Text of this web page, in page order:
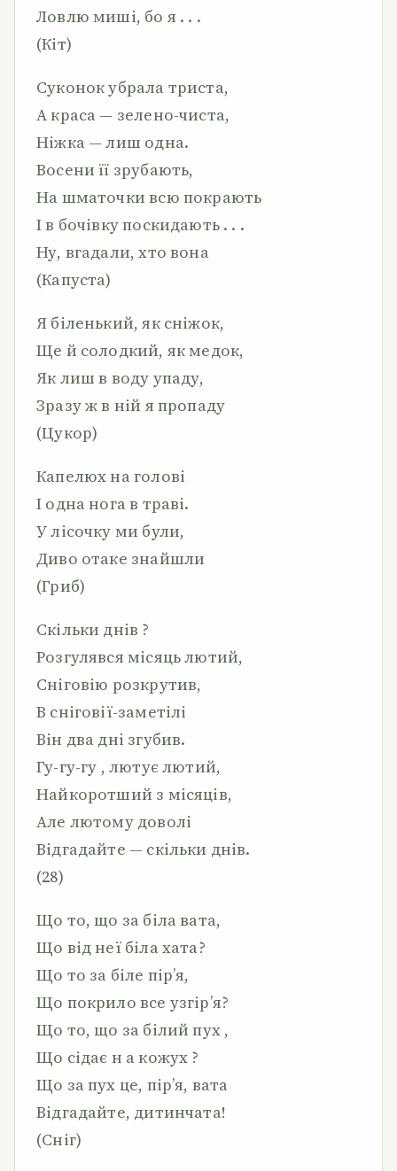
Ловлю миші, бо я . . .
(Кіт)
Суконок убрала триста,
А краса — зелено-чиста,
Ніжка — лиш одна.
Восени її зрубають,
На шматочки всю покрають
І в бочівку поскидають . . .
Ну, вгадали, хто вона
(Капуста)
Я біленький, як сніжок,
Ще й солодкий, як медок,
Як лиш в воду упаду,
Зразу ж в ній я пропаду
(Цукор)
Капелюх на голові
І одна нога в траві.
У лісочку ми були,
Диво отаке знайшли
(Гриб)
Скільки днів ?
Розгулявся місяць лютий,
Сніговію розкрутив,
В сніговії-заметілі
Він два дні згубив.
Гу-гу-гу , лютує лютий,
Найкоротший з місяців,
Але лютому доволі
Відгадайте — скільки днів.
(28)
Що то, що за біла вата,
Що від неї біла хата?
Що то за біле пір’я,
Що покрило все узгір’я?
Що то, що за білий пух ,
Що сідає н а кожух ?
Що за пух це, пір’я, вата
Відгадайте, дитинчата!
(Сніг)